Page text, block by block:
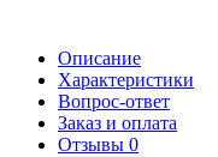
Описание
Характеристики
Вопрос-ответ
Заказ и оплата
Отзывы 0